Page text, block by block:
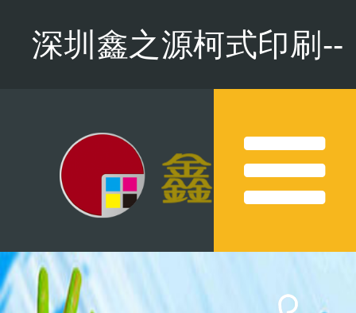
深圳鑫之源柯式印刷--
專版印刷,數碼印刷-可打